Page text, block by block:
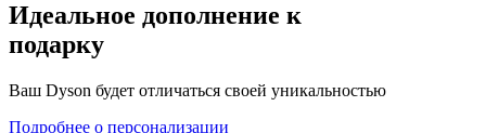
Идеальное дополнение к
подарку
Ваш Dyson будет отличаться своей уникальностью
Подробнее о персонализации